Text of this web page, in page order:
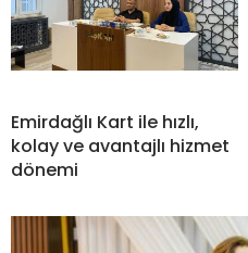
Emirdağlı Kart ile hızlı,
kolay ve avantajlı hizmet
dönemi